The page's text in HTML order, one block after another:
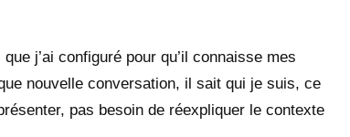
que j’ai configuré pour qu’il connaisse mes
nouvelle conversation, il sait qui je suis, ce
pas besoin de réexpliquer le contexte